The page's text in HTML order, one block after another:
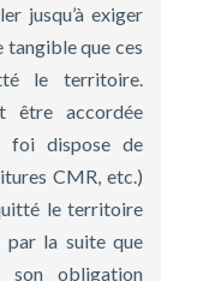
jusqu’à exiger
tangible que ces
le territoire.
être accordée
foi dispose de
CMR, etc.)
le territoire
par la suite que
son obligation